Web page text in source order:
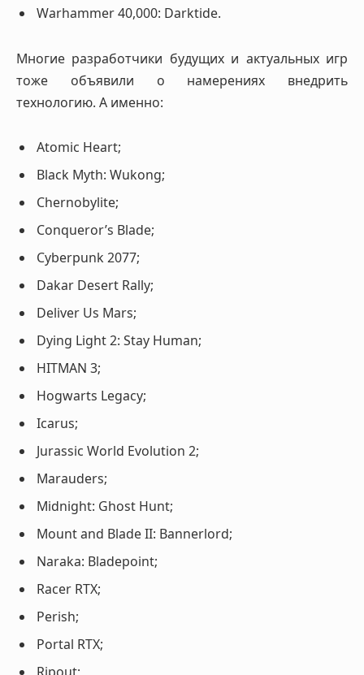
Warhammer 40,000: Darktide.
Многие разработчики будущих и актуальных игр
тоже объявили о намерениях внедрить
технологию. А именно:
Atomic Heart;
Black Myth: Wukong;
Chernobylite;
Conqueror’s Blade;
Cyberpunk 2077;
Dakar Desert Rally;
Deliver Us Mars;
Dying Light 2: Stay Human;
HITMAN 3;
Hogwarts Legacy;
Icarus;
Jurassic World Evolution 2;
Marauders;
Midnight: Ghost Hunt;
Mount and Blade II: Bannerlord;
Naraka: Bladepoint;
Racer RTX;
Perish;
Portal RTX;